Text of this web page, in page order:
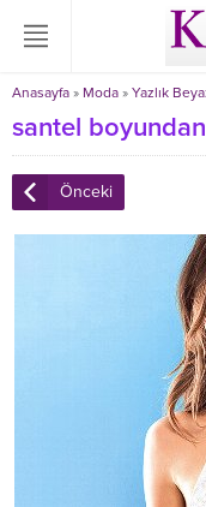
Anasayfa » Moda » Yazlık
santel
Önceki